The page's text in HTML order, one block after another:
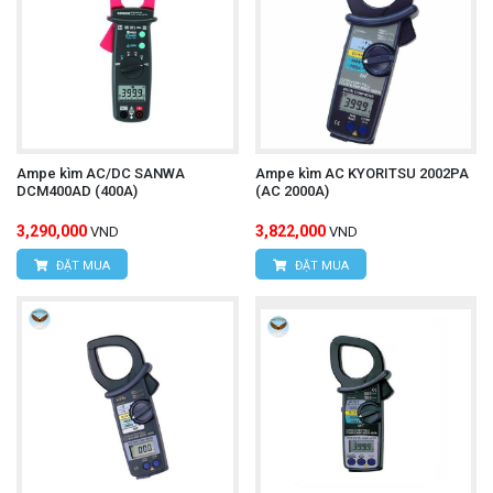
Lưu ý khi sử dụng:
Đọc kỹ hướng dẫn sử dụng:
Trước khi sử dụng,
bạn nên đọc kỹ hướng dẫn sử dụng để nắm rõ các
tính năng và cách sử dụng của thiết bị.
khô ráo, tránh va đập.
pin yếu để đảm bảo thiết bị hoạt động ổn định.
Chú ý an toàn khi đo dòng điện lớn:Luôn tuân
thủ các quy tắc an toàn điện khi làm việc với
dòng điện cao áp.
Ampe kìm AC/DC SANWA
DCM400AD (400A)
3,290,000 VND
ĐẶT MUA
Ampe kìm AC KYORITSU 2002PA
(AC 2000A)
3,822,000 VND
ĐẶT MUA